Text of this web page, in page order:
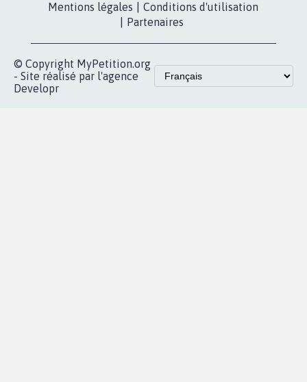
Mentions légales
Conditions d'utilisation
Partenaires
© Copyright MyPetition.org
- Site réalisé par l'agence
Developr